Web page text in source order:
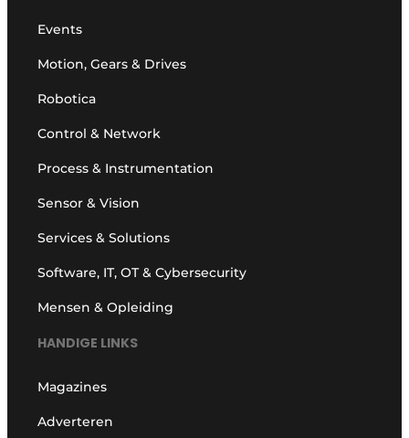
Events
Motion, Gears & Drives
Robotica
Control & Network
Process & Instrumentation
Sensor & Vision
Services & Solutions
Software, IT, OT & Cybersecurity
Mensen & Opleiding
HANDIGE LINKS
Magazines
Adverteren